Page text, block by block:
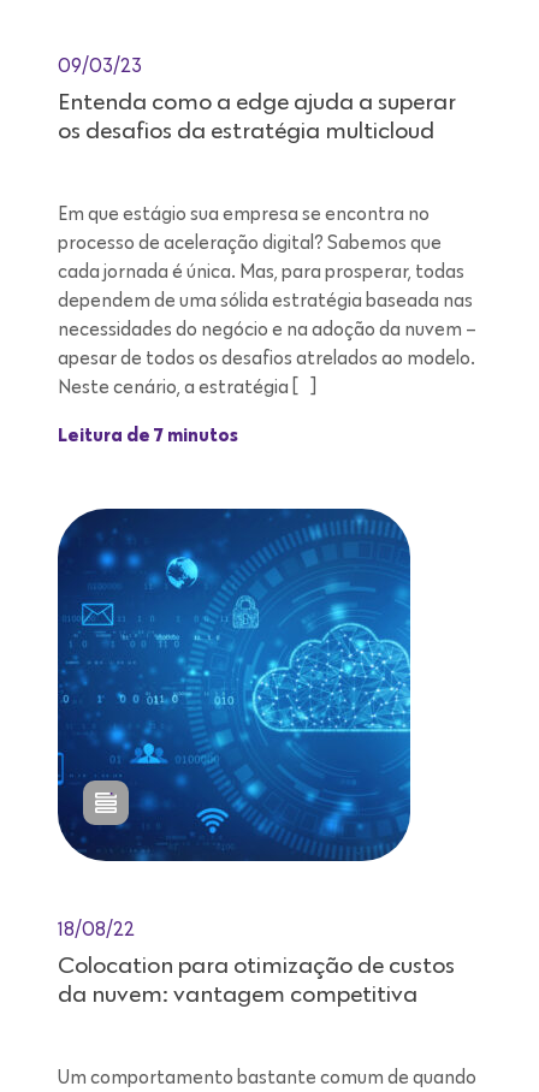
09/03/23
Entenda como a edge ajuda a superar
os desafios da estratégia multicloud
Em que estágio sua empresa se encontra no
processo de aceleração digital? Sabemos que
cada jornada é única. Mas, para prosperar, todas
dependem de uma sólida estratégia baseada nas
necessidades do negócio e na adoção da nuvem –
apesar de todos os desafios atrelados ao modelo.
Neste cenário, a estratégia […]
Leitura de 7 minutos
18/08/22
Colocation para otimização de custos
da nuvem: vantagem competitiva
Um comportamento bastante comum de quando